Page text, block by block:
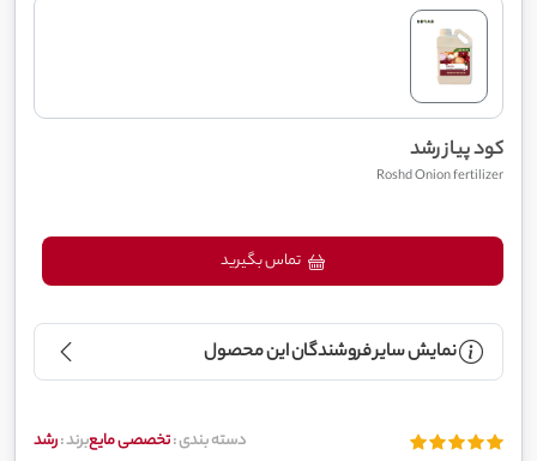
کود پیاز رشد
Roshd Onion fertilizer
نمایش سایر فروشندگان این محصول
دسته بندی :تخصصی مایعبرند :رشد